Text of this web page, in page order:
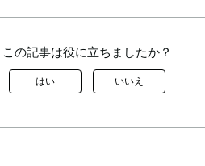
この記事は役に立ちましたか？
はい いいえ